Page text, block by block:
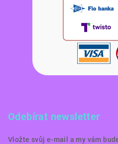
Odebírat newsletter
Vložte svůj e-mail a my vám